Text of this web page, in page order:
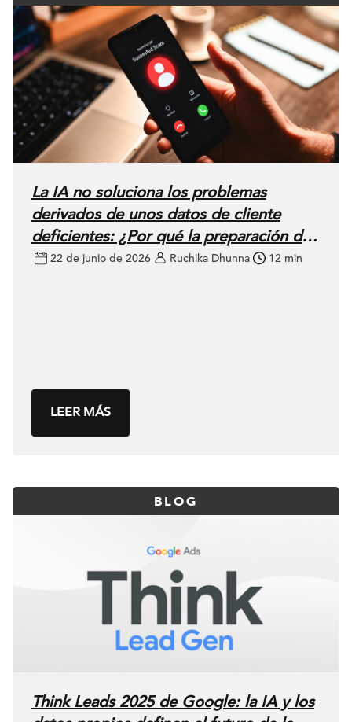
La IA no soluciona los problemas
derivados de unos datos de cliente
deficientes: ¿Por qué la preparación del
CRM es clave para el éxito?
22 de junio de 2026 Ruchika Dhunna 12 min
LEER MÁS
BLOG
Think Leads 2025 de Google: la IA y los